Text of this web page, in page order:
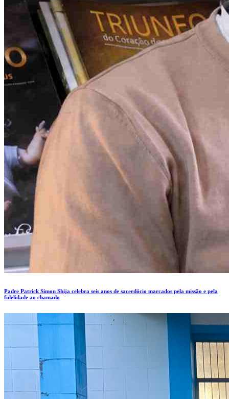
Padre Patrick Simon Shija celebra seis anos de sacerdócio marcados pela missão e pela
fidelidade ao chamado